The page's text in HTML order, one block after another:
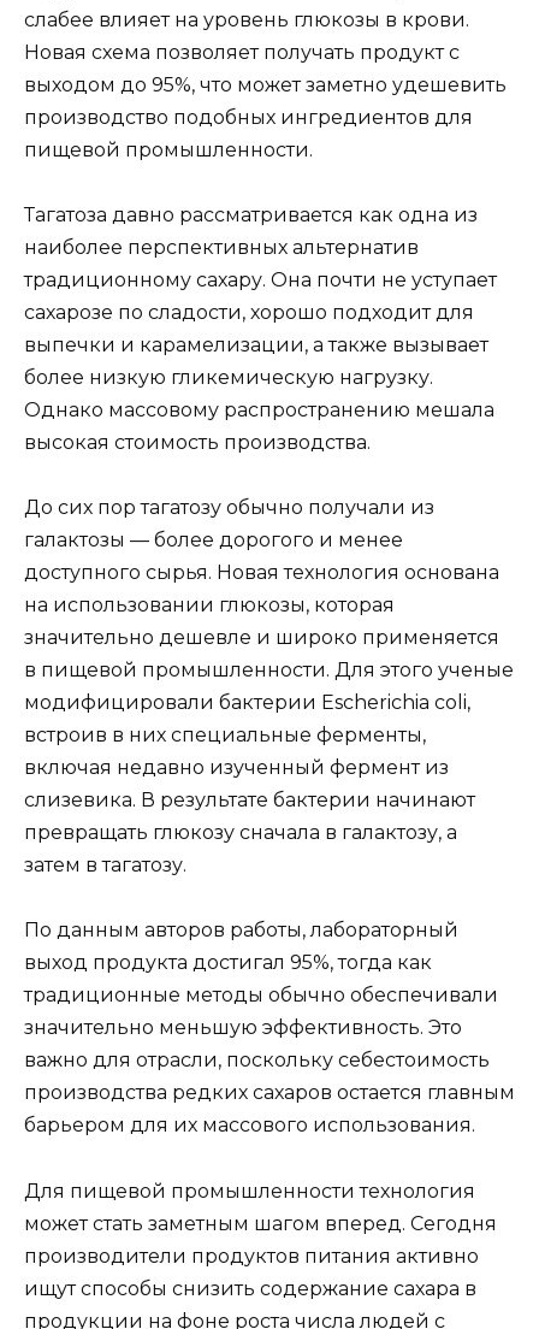
слабее влияет на уровень глюкозы в крови.
Новая схема позволяет получать продукт с
выходом до 95%, что может заметно удешевить
производство подобных ингредиентов для
пищевой промышленности.
Тагатоза давно рассматривается как одна из
наиболее перспективных альтернатив
традиционному сахару. Она почти не уступает
сахарозе по сладости, хорошо подходит для
выпечки и карамелизации, а также вызывает
более низкую гликемическую нагрузку.
Однако массовому распространению мешала
высокая стоимость производства.
До сих пор тагатозу обычно получали из
галактозы — более дорогого и менее
доступного сырья. Новая технология основана
на использовании глюкозы, которая
значительно дешевле и широко применяется
в пищевой промышленности. Для этого ученые
модифицировали бактерии Escherichia coli,
встроив в них специальные ферменты,
включая недавно изученный фермент из
слизевика. В результате бактерии начинают
превращать глюкозу сначала в галактозу, а
затем в тагатозу.
По данным авторов работы, лабораторный
выход продукта достигал 95%, тогда как
традиционные методы обычно обеспечивали
значительно меньшую эффективность. Это
важно для отрасли, поскольку себестоимость
производства редких сахаров остается главным
барьером для их массового использования.
Для пищевой промышленности технология
может стать заметным шагом вперед. Сегодня
производители продуктов питания активно
ищут способы снизить содержание сахара в
продукции на фоне роста числа людей с